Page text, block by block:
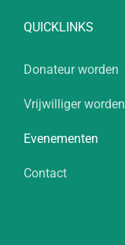
QUICKLINKS
Donateur worden
Vrijwilliger worden
Evenementen
Contact